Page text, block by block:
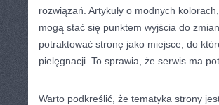
rozwiązań. Artykuły o modnych
mogą stać się punktem wyjścia do
potraktować stronę jako miejsce, do
pielęgnacji. To sprawia, że serwis ma
Warto podkreślić, że tematyka strony